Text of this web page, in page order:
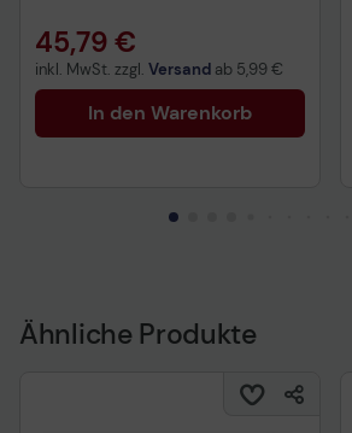
45,79 €
inkl. MwSt. zzgl. Versand ab 5,99 €
In den Warenkorb
Ähnliche Produkte